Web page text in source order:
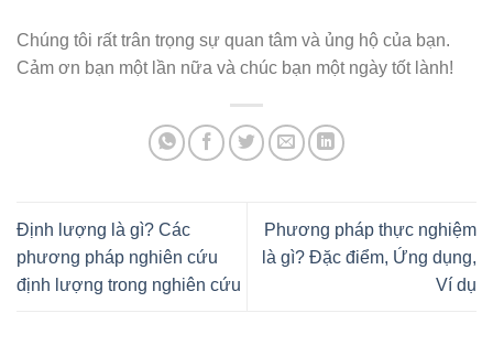
Chúng tôi rất trân trọng sự quan tâm và ủng hộ của bạn.
Cảm ơn bạn một lần nữa và chúc bạn một ngày tốt lành!
Định lượng là gì? Các
phương pháp nghiên cứu
định lượng trong nghiên cứu
Phương pháp thực nghiệm
là gì? Đặc điểm, Ứng dụng,
Ví dụ